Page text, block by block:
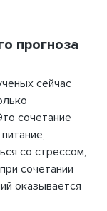
прогноза
сейчас
сочетание
со стрессом,
сочетании
оказывается